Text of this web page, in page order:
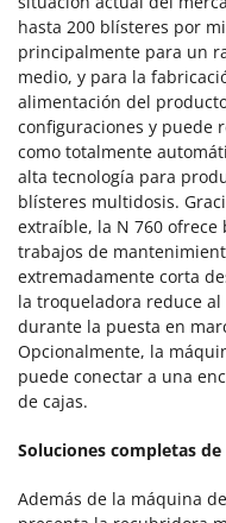
hasta 200 blísteres por
principalmente para un
medio, y para la
alimentación del
configuraciones y puede
como totalmente
alta tecnología para
blísteres multidosis.
extraíble, la N 760
trabajos de
extremadamente corta
la troqueladora reduce
durante la puesta en
Opcionalmente, la
puede conectar a una
de cajas.
Soluciones completas
Además de la máquina